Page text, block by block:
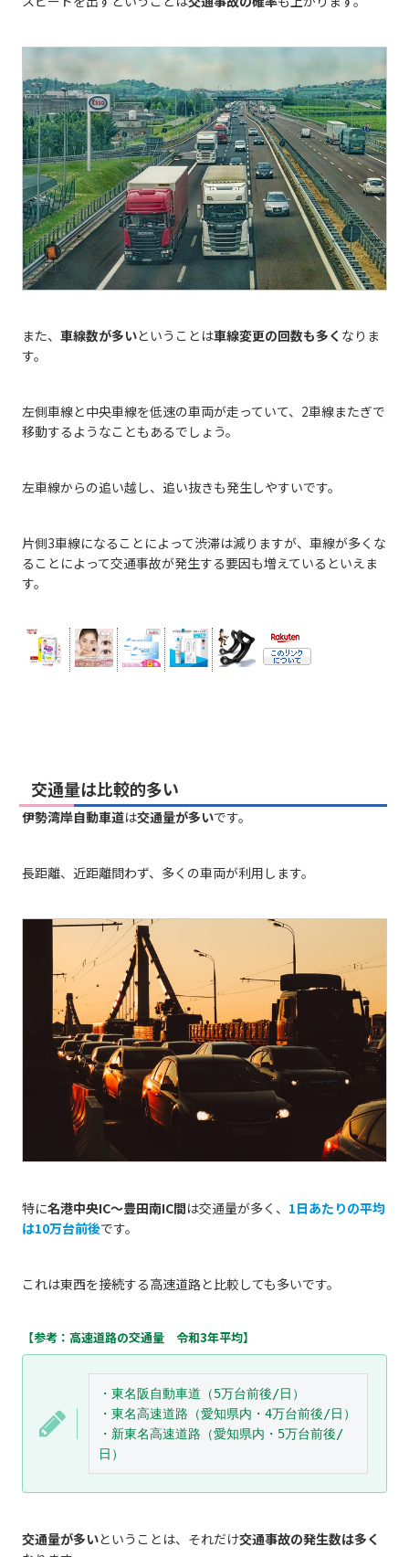
また、 車線数が多いということは車線変更の回数も多く なりま
す。
左側車線と中央車線を低速の車両が走っていて、2車線またぎで
移動するようなこともあるでしょう。
左車線からの追い越し、追い抜きも発生しやすいです。
片側3車線になることによって渋滞は減りますが、車線が多くな
ることによって交通事故が発生する要因も増えているといえま
す。
交通量は比較的多い
伊勢湾岸自動車道は交通量が多いです。
長距離、近距離問わず、多くの車両が利用します。
特に名港中央IC～豊田南IC間は交通量が多く、 1日あたりの平均
は10万台前後です。
これは東西を接続する高速道路と比較しても多いです。
【参考：高速道路の交通量 令和3年平均】
・東名阪自動車道（5万台前後/日）
・東名高速道路（愛知県内・4万台前後/日）
・新東名高速道路（愛知県内・5万台前後/
日）
交通量が多いということは、それだけ交通事故の発生数は多く